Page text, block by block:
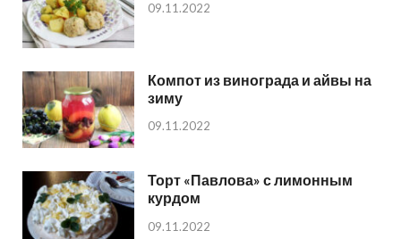
09.11.2022
Компот из винограда и айвы на
зиму
09.11.2022
Торт «Павлова» с лимонным
курдом
09.11.2022